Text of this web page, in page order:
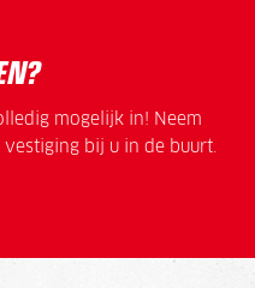
mogelijk in! Neem
bij u in de buurt.